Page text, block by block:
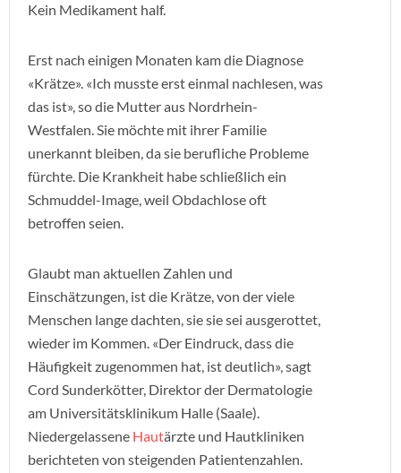
Kein Medikament half.
Erst nach einigen Monaten kam die Diagnose
«Krätze». «Ich musste erst einmal nachlesen, was
das ist», so die Mutter aus Nordrhein-
Westfalen. Sie möchte mit ihrer Familie
unerkannt bleiben, da sie berufliche Probleme
fürchte. Die Krankheit habe schließlich ein
Schmuddel-Image, weil Obdachlose oft
betroffen seien.
Glaubt man aktuellen Zahlen und
Einschätzungen, ist die Krätze, von der viele
Menschen lange dachten, sie sie sei ausgerottet,
wieder im Kommen. «Der Eindruck, dass die
Häufigkeit zugenommen hat, ist deutlich», sagt
Cord Sunderkötter, Direktor der Dermatologie
am Universitätsklinikum Halle (Saale).
Niedergelassene Hautärzte und Hautkliniken
berichteten von steigenden Patientenzahlen.